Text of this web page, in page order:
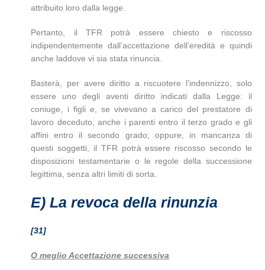
attribuito loro dalla legge.
Pertanto, il TFR potrà essere chiesto e riscosso
indipendentemente dall’accettazione dell’eredità e quindi
anche laddove vi sia stata rinuncia.
Basterà, per avere diritto a riscuotere l’indennizzo, solo
essere uno degli aventi diritto indicati dalla Legge: il
coniuge, i figli e, se vivevano a carico del prestatore di
lavoro deceduto, anche i parenti entro il terzo grado e gli
affini entro il secondo grado; oppure, in mancanza di
questi soggetti, il TFR potrà essere riscosso secondo le
disposizioni testamentarie o le regole della successione
legittima, senza altri limiti di sorta.
E) La revoca della rinunzia
[31]
O meglio Accettazione successiva